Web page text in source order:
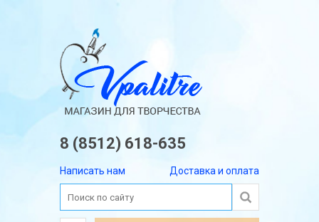
8 (8512) 618-635
Написать нам Доставка и оплата